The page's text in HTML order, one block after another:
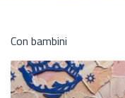
Con bambini